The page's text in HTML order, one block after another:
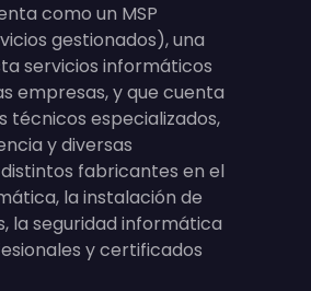
como un MSP
gestionados), una
servicios informáticos
empresas, y que cuenta
técnicos especializados,
y diversas
fabricantes en el
la instalación de
la seguridad informática
y certificados